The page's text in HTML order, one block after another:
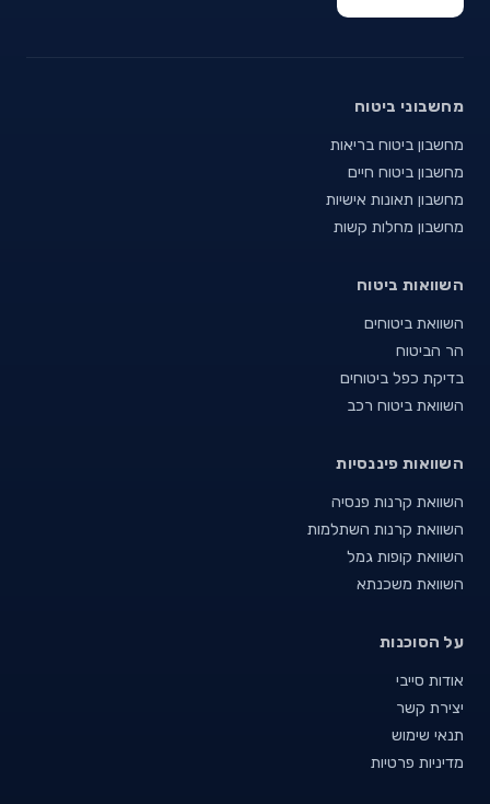
מחשבוני ביטוח
מחשבון ביטוח בריאות
מחשבון ביטוח חיים
מחשבון תאונות אישיות
מחשבון מחלות קשות
השוואות ביטוח
השוואת ביטוחים
הר הביטוח
בדיקת כפל ביטוחים
השוואת ביטוח רכב
השוואות פיננסיות
השוואת קרנות פנסיה
השוואת קרנות השתלמות
השוואת קופות גמל
השוואת משכנתא
על הסוכנות
אודות סייבי
יצירת קשר
תנאי שימוש
מדיניות פרטיות